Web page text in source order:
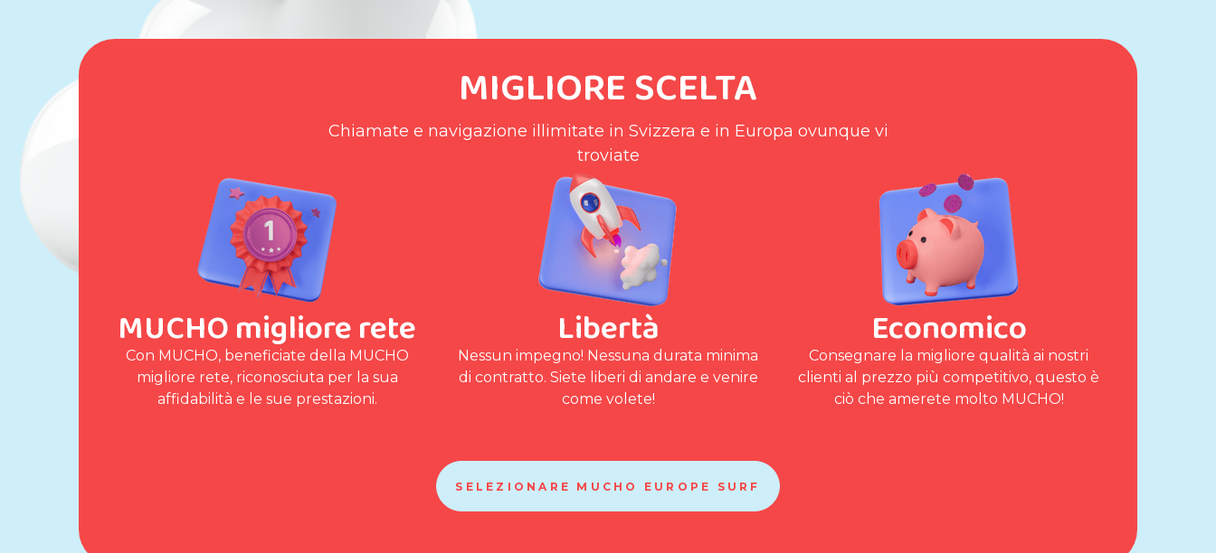
MIGLIORE SCELTA
Chiamate e navigazione illimitate in Svizzera e in Europa ovunque vi
troviate
MUCHO migliore rete
Con MUCHO, beneficiate della MUCHO
migliore rete, riconosciuta per la sua
affidabilità e le sue prestazioni.
Libertà
Nessun impegno! Nessuna durata minima
di contratto. Siete liberi di andare e venire
come volete!
Economico
Consegnare la migliore qualità ai nostri
clienti al prezzo più competitivo, questo è
ciò che amerete molto MUCHO!
SELEZIONARE MUCHO EUROPE SURF